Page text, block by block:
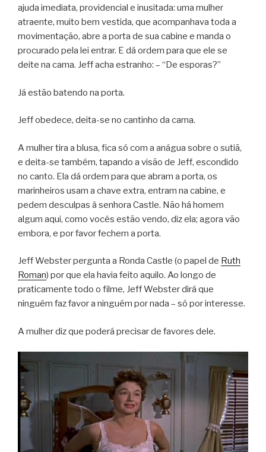
ajuda imediata, providencial e inusitada: uma mulher
atraente, muito bem vestida, que acompanhava toda a
movimentação, abre a porta de sua cabine e manda o
procurado pela lei entrar. E dá ordem para que ele se
deite na cama. Jeff acha estranho: – “De esporas?”
Já estão batendo na porta.
Jeff obedece, deita-se no cantinho da cama.
A mulher tira a blusa, fica só com a anágua sobre o sutiã,
e deita-se também, tapando a visão de Jeff, escondido
no canto. Ela dá ordem para que abram a porta, os
marinheiros usam a chave extra, entram na cabine, e
pedem desculpas à senhora Castle. Não há homem
algum aqui, como vocês estão vendo, diz ela; agora vão
embora, e por favor fechem a porta.
Jeff Webster pergunta a Ronda Castle (o papel de Ruth
Roman) por que ela havia feito aquilo. Ao longo de
praticamente todo o filme, Jeff Webster dirá que
ninguém faz favor a ninguém por nada – só por interesse.
A mulher diz que poderá precisar de favores dele.